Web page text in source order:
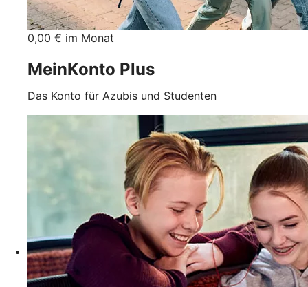
0,00 € im Monat
MeinKonto Plus
Das Konto für Azubis und Studenten